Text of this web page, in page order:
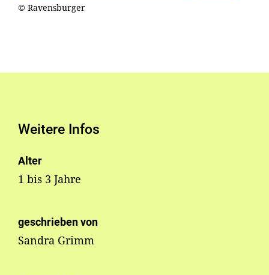
© Ravensburger
Weitere Infos
Alter
1 bis 3 Jahre
geschrieben von
Sandra Grimm